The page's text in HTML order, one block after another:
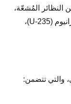
المُشعّة،
كالبوتاسيوم (K-40)، والكربون (C-14)، واليورانيوم (U-235)،
والتي تتضمن: